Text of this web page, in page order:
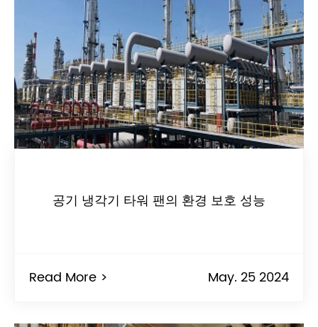
공기 냉각기 타워 팬의 환경 보호 성능
Read More > May. 25 2024